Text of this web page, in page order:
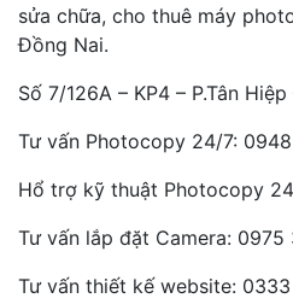
sửa chữa, cho thuê máy
Đồng Nai.
Số 7/126A – KP4 – P.Tân
Tư vấn Photocopy 24/7:
Hổ trợ kỹ thuật Photocopy
Tư vấn lắp đặt Camera: 0975
Tư vấn thiết kế website: